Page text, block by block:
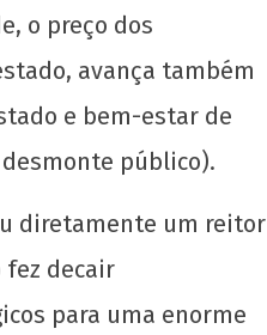
o preço dos
avança também
e bem-estar de
desmonte público).
diretamente um reitor
fez decair
para uma enorme